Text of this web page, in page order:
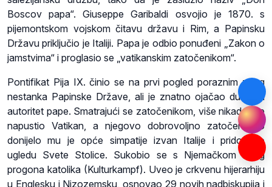
Boscov papa“. Giuseppe Garibaldi osvojio je 1870. s
pijemontskom vojskom čitavu državu i Rim, a Papinsku
Državu priključio je Italiji. Papa je odbio ponuđeni „Zakon o
jamstvima“ i proglasio se „vatikanskim zatočenikom“.
Pontifikat Pija IX. činio se na prvi pogled poraznim zbog
nestanka Papinske Države, ali je znatno ojačao duhovni
autoritet pape. Smatrajući se zatočenikom, više nikada nije
napustio Vatikan, a njegovo dobrovoljno zatočeništvo
donijelo mu je opće simpatije izvan Italije i pridonijelo
ugledu Svete Stolice. Sukobio se s Njemačkom zbog
progona katolika (Kulturkampf). Uveo je crkvenu hijerarhiju
u Englesku i Nizozemsku, osnovao 29 novih nadbiskupija i